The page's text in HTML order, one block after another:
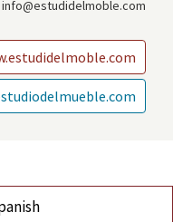
info@estudidelmoble.com